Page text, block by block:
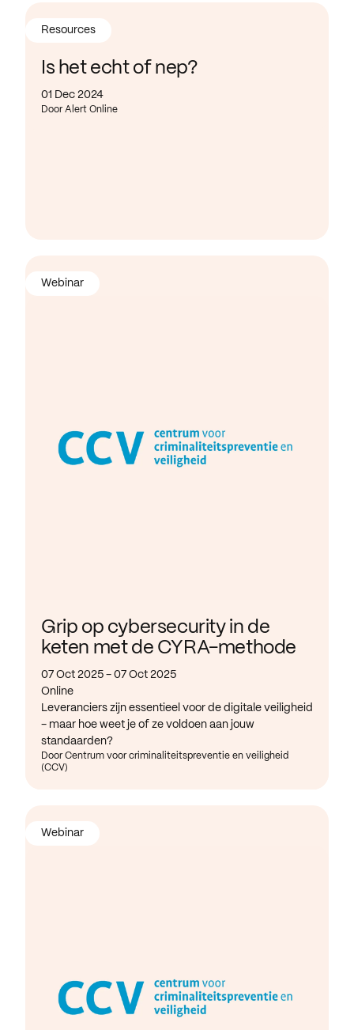
Is het echt of nep?
01 Dec 2024
Door Alert Online
Resources
Grip op cybersecurity in de
keten met de CYRA-methode
07 Oct 2025 - 07 Oct 2025
Online
Leveranciers zijn essentieel voor de digitale veiligheid
- maar hoe weet je of ze voldoen aan jouw
standaarden?
Door Centrum voor criminaliteitspreventie en veiligheid
(CCV)
Webinar
Webinar